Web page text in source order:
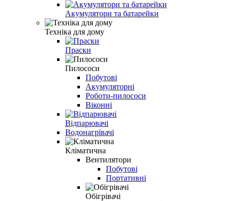
Акумулятори та батарейки
Техніка для дому
Праски
Пилососи
Побутові
Акумуляторні
Роботи-пилососи
Віконні
Відпарювачі
Водонагрівачі
Кліматична
Вентилятори
Побутові
Портативні
Обігрівачі